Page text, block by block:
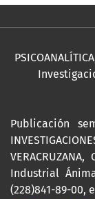
Publicación
Industrial
(228)841-89-00,